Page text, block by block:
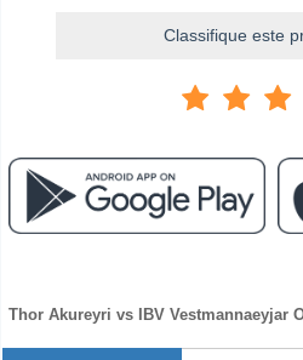
Classifique este
Thor Akureyri vs IBV Vestmannaeyjar